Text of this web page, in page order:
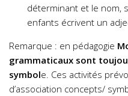
déterminant et le nom,
enfants écrivent un
Remarque : en pédagogie
grammaticaux sont
symbole. Ces activités
d’association concepts/